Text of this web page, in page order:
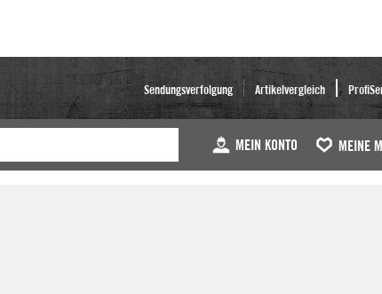
Sendungsverfolgung Artikelvergleich
MEIN KONTO MEINE